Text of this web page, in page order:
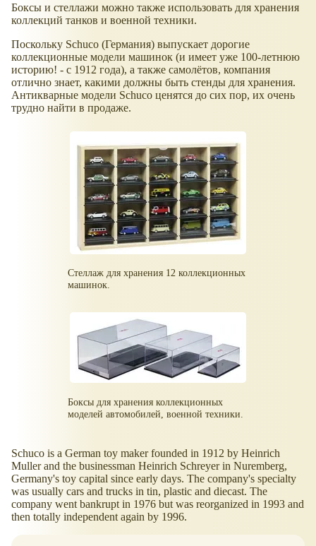
Боксы и стеллажи можно также использовать для хранения
коллекций танков и военной техники.
Поскольку Schuco (Германия) выпускает дорогие
коллекционные модели машинок (и имеет уже 100-летнюю
историю! - с 1912 года), а также самолётов, компания
отлично знает, какими должны быть стенды для хранения.
Антикварные модели Schuco ценятся до сих пор, их очень
трудно найти в продаже.
Стеллаж для хранения 12 коллекционных
машинок.
Боксы для хранения коллекционных
моделей автомобилей, военной техники.
Schuco is a German toy maker founded in 1912 by Heinrich
Muller and the businessman Heinrich Schreyer in Nuremberg,
Germany's toy capital since early days. The company's specialty
was usually cars and trucks in tin, plastic and diecast. The
company went bankrupt in 1976 but was reorganized in 1993 and
then totally independent again by 1996.